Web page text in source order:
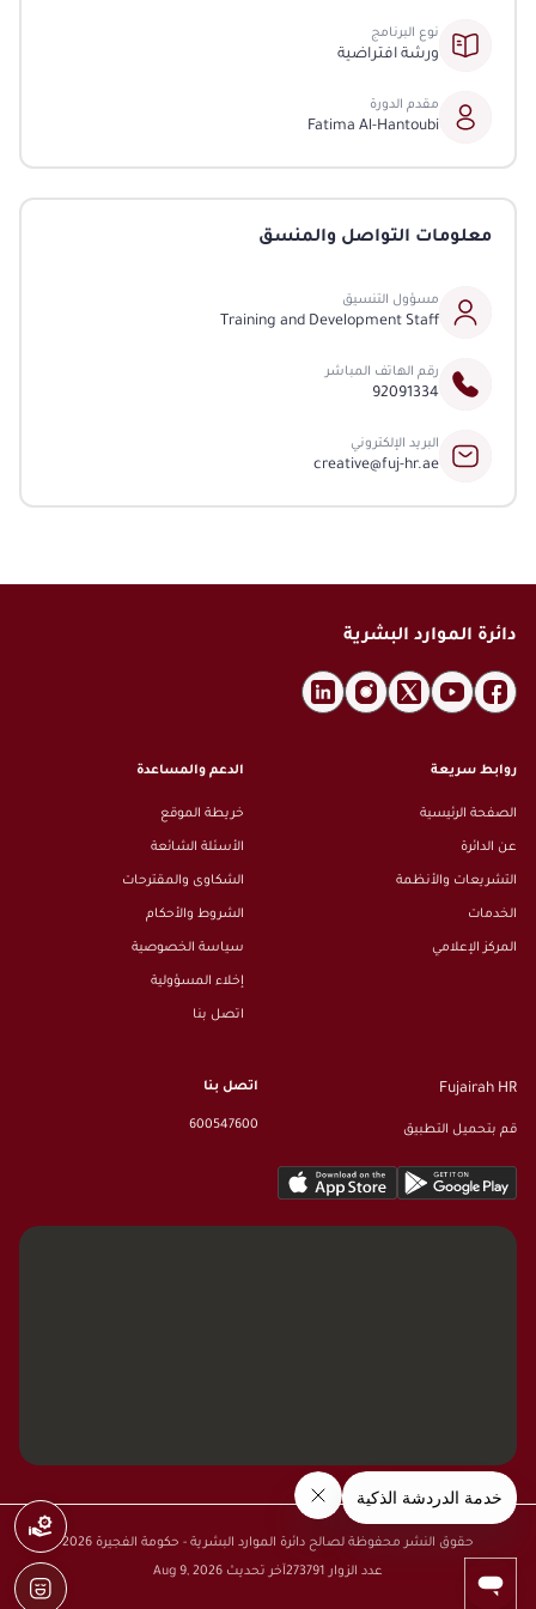
نوع البرنامج
ورشة افتراضية
مقدم الدورة
Fatima Al-Hantoubi
معلومات التواصل والمنسق
مسؤول التنسيق
Training and Development Staff
رقم الهاتف المباشر
92091334
البريد الإلكتروني
creative@fuj-hr.ae
دائرة الموارد البشرية
روابط سريعة
الصفحة الرئيسية
عن الدائرة
التشريعات والأنظمة
الخدمات
المركز الإعلامي
الدعم والمساعدة
خريطة الموقع
الأسئلة الشائعة
الشكاوى والمقترحات
الشروط والأحكام
سياسة الخصوصية
إخلاء المسؤولية
اتصل بنا
اتصل بنا
600547600
Fujairah HR
قم بتحميل التطبيق
حقوق النشر محفوظة لصالح دائرة الموارد البشرية - حكومة الفجيرة 2026
عدد الزوار 273791آخر تحديث Aug 9, 2026